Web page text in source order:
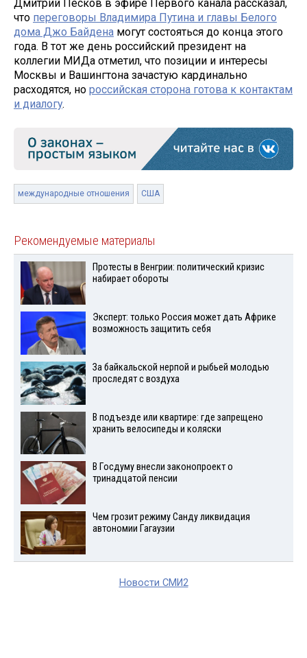
Дмитрий Песков в эфире Первого канала рассказал,
что переговоры Владимира Путина и главы Белого
дома Джо Байдена могут состояться до конца этого
года. В тот же день российский президент на
коллегии МИДа отметил, что позиции и интересы
Москвы и Вашингтона зачастую кардинально
расходятся, но российская сторона готова к контактам
и диалогу.
международные отношения США
Рекомендуемые материалы
Протесты в Венгрии: политический кризис
набирает обороты
Эксперт: только Россия может дать Африке
возможность защитить себя
За байкальской нерпой и рыбьей молодью
проследят с воздуха
В подъезде или квартире: где запрещено
хранить велосипеды и коляски
В Госдуму внесли законопроект о
тринадцатой пенсии
Чем грозит режиму Санду ликвидация
автономии Гагаузии
Новости СМИ2